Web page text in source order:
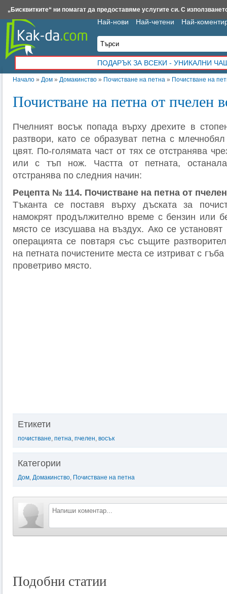
Начало » Дом » Домакинство » Почистване на петна » Почистване на
Почистване на петна от пчелен
Пчелният восък попада върху дрехите в
разтвори, като се образуват петна с
цвят. По-голямата част от тях се отстранява
или с тъп нож. Частта от петната,
отстранява по следния начин:
Рецепта № 114. Почистване на петна от
Тъканта се поставя върху дъската за
намокрят продължително време с бензин или
място се изсушава на въздух. Ако се установят
операцията се повтаря със същите
на петната почистените места се изтриват с
проветриво място.
Етикети
почистване, петна, пчелен, восък
Категории
Дом, Домакинство, Почистване на петна
Подобни статии
Най-нови Най-четени Най-
ПОДАРЪК ЗА ВСЕКИ - УНИКАЛНИ
Insert.bg Framar.bg Kak-da.com Iztochnik.com BauBau.bg NewAge.bg
„Бисквитките“ ни помагат да предоставяме услугите си. С